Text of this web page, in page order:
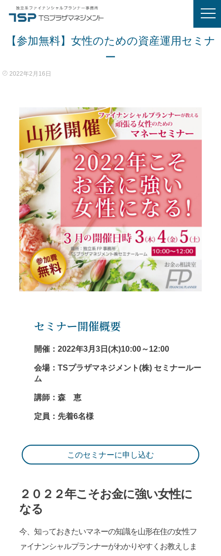
【参加無料】女性のための資産運用セミナ
ー
2022年2月16日
セミナー開催概要
開催：2022年3月3日(木)10:00～12:00
会場：TSプラザマネジメント(株) セミナールー
ム
講師：森 恵
定員：先着6名様
このセミナーに申し込む
２０２２年こそお金に強い女性に
なる
今、知っておきたいマネーの知識を山形在住の女性フ
ァイナンシャルプランナーがわかりやすくお教えしま